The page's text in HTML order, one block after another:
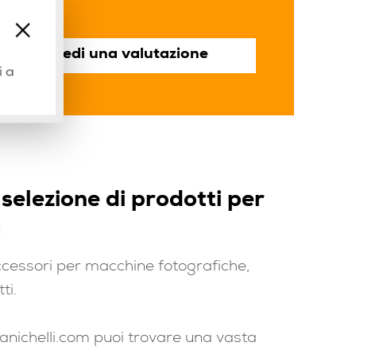
Richiedi una valutazione
di prodotti per
per macchine fotografiche,
puoi trovare una vasta
×
a